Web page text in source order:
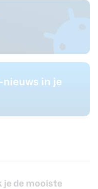
in je
je de mooiste